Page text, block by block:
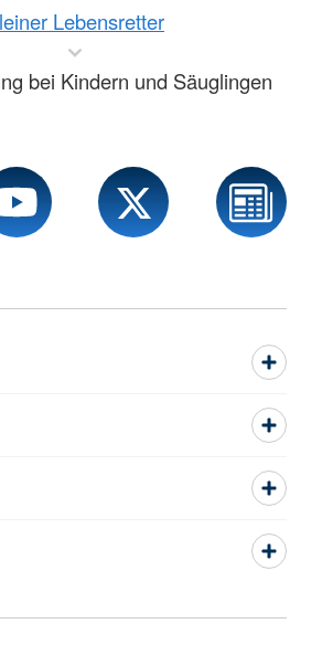
Lebensretter
bei Kindern und Säuglingen